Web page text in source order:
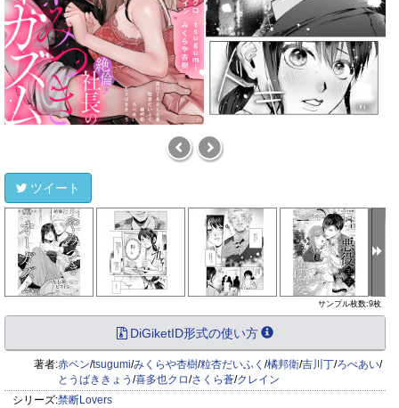
ツイート
サンプル枚数:9枚
DiGiketID形式の使い方
著者:赤ベン/tsugumi/みくらや杏樹/粒杏だいふく /橘邦衛/吉川丁/ろべあい/
とうばききょう /喜多也クロ/さくら蒼/クレイン
シリーズ:禁断Lovers